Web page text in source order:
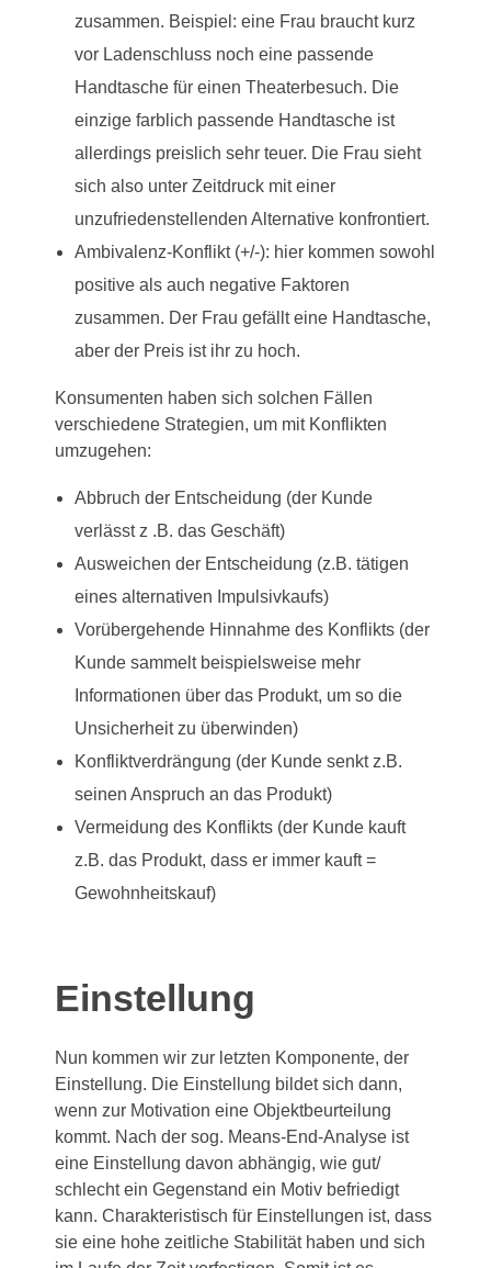
zusammen. Beispiel: eine Frau braucht kurz
vor Ladenschluss noch eine passende
Handtasche für einen Theaterbesuch. Die
einzige farblich passende Handtasche ist
allerdings preislich sehr teuer. Die Frau sieht
sich also unter Zeitdruck mit einer
unzufriedenstellenden Alternative konfrontiert.
Ambivalenz-Konflikt (+/-): hier kommen sowohl
positive als auch negative Faktoren
zusammen. Der Frau gefällt eine Handtasche,
aber der Preis ist ihr zu hoch.
Konsumenten haben sich solchen Fällen
verschiedene Strategien, um mit Konflikten
umzugehen:
Abbruch der Entscheidung (der Kunde
verlässt z .B. das Geschäft)
Ausweichen der Entscheidung (z.B. tätigen
eines alternativen Impulsivkaufs)
Vorübergehende Hinnahme des Konflikts (der
Kunde sammelt beispielsweise mehr
Informationen über das Produkt, um so die
Unsicherheit zu überwinden)
Konfliktverdrängung (der Kunde senkt z.B.
seinen Anspruch an das Produkt)
Vermeidung des Konflikts (der Kunde kauft
z.B. das Produkt, dass er immer kauft =
Gewohnheitskauf)
Einstellung
Nun kommen wir zur letzten Komponente, der
Einstellung. Die Einstellung bildet sich dann,
wenn zur Motivation eine Objektbeurteilung
kommt. Nach der sog. Means-End-Analyse ist
eine Einstellung davon abhängig, wie gut/
schlecht ein Gegenstand ein Motiv befriedigt
kann. Charakteristisch für Einstellungen ist, dass
sie eine hohe zeitliche Stabilität haben und sich